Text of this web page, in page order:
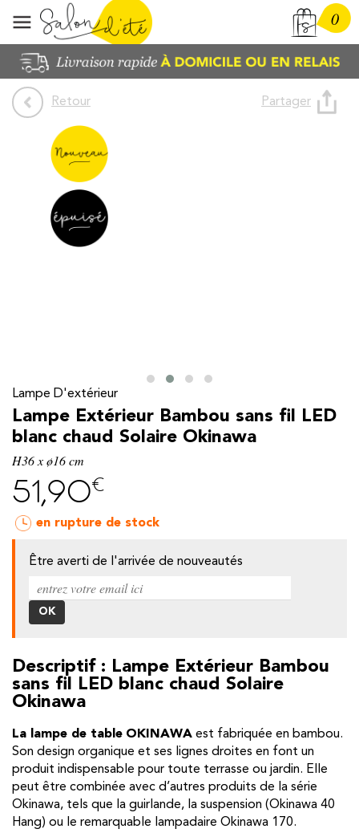
0
Retour Partager
Lampe D'extérieur
Lampe Extérieur Bambou sans fil LED
blanc chaud Solaire Okinawa
H36 x ø16 cm
51,90€
en rupture de stock
Être averti de l'arrivée de nouveautés
Descriptif : Lampe Extérieur Bambou
sans fil LED blanc chaud Solaire
Okinawa
La lampe de table OKINAWA est fabriquée en bambou.
Son design organique et ses lignes droites en font un
produit indispensable pour toute terrasse ou jardin. Elle
peut être combinée avec d’autres produits de la série
Okinawa, tels que la guirlande, la suspension (Okinawa 40
Hang) ou le remarquable lampadaire Okinawa 170.